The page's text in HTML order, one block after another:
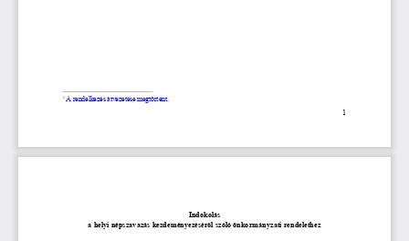
1
1 A rendelkezés átvezetése megtörtént.
Indokolás
a helyi népszavazás kezdeményezéséről szóló önkormányzati rendelethez